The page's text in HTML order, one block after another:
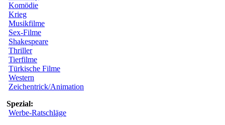
Komödie
Krieg
Musikfilme
Sex-Filme
Shakespeare
Thriller
Tierfilme
Türkische Filme
Western
Zeichentrick/Animation
Spezial:
Werbe-Ratschläge